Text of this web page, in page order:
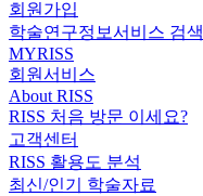
회원가입
학술연구정보서비스 검색
MYRISS
회원서비스
About RISS
RISS 처음 방문 이세요?
고객센터
RISS 활용도 분석
최신/인기 학술자료